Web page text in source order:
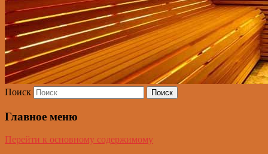
Поиск
Главное меню
Перейти к основному содержимому